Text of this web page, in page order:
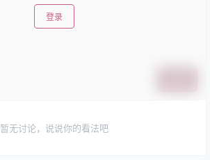
登录
暂无讨论，说说你的看法吧